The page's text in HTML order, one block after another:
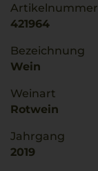
Artikelnummer
421964
Bezeichnung
Wein
Weinart
Rotwein
Jahrgang
2019